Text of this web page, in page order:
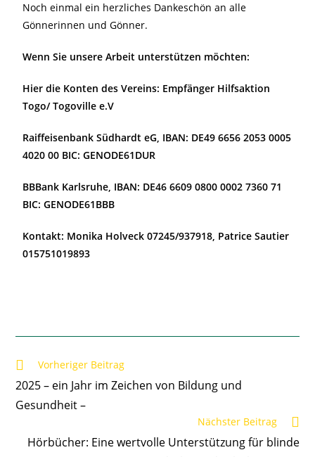
Noch einmal ein herzliches Dankeschön an alle
Gönnerinnen und Gönner.
Wenn Sie unsere Arbeit unterstützen möchten:
Hier die Konten des Vereins: Empfänger Hilfsaktion
Togo/ Togoville e.V
Raiffeisenbank Südhardt eG, IBAN: DE49 6656 2053 0005
4020 00 BIC: GENODE61DUR
BBBank Karlsruhe, IBAN: DE46 6609 0800 0002 7360 71
BIC: GENODE61BBB
Kontakt: Monika Holveck 07245/937918, Patrice Sautier
015751019893
Vorheriger Beitrag
2025 – ein Jahr im Zeichen von Bildung und
Gesundheit –
Nächster Beitrag
Hörbücher: Eine wertvolle Unterstützung für blinde